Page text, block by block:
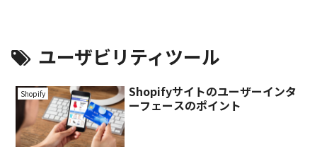
ユーザビリティツール
Shopify
Shopifyサイトのユーザーインタ
ーフェースのポイント